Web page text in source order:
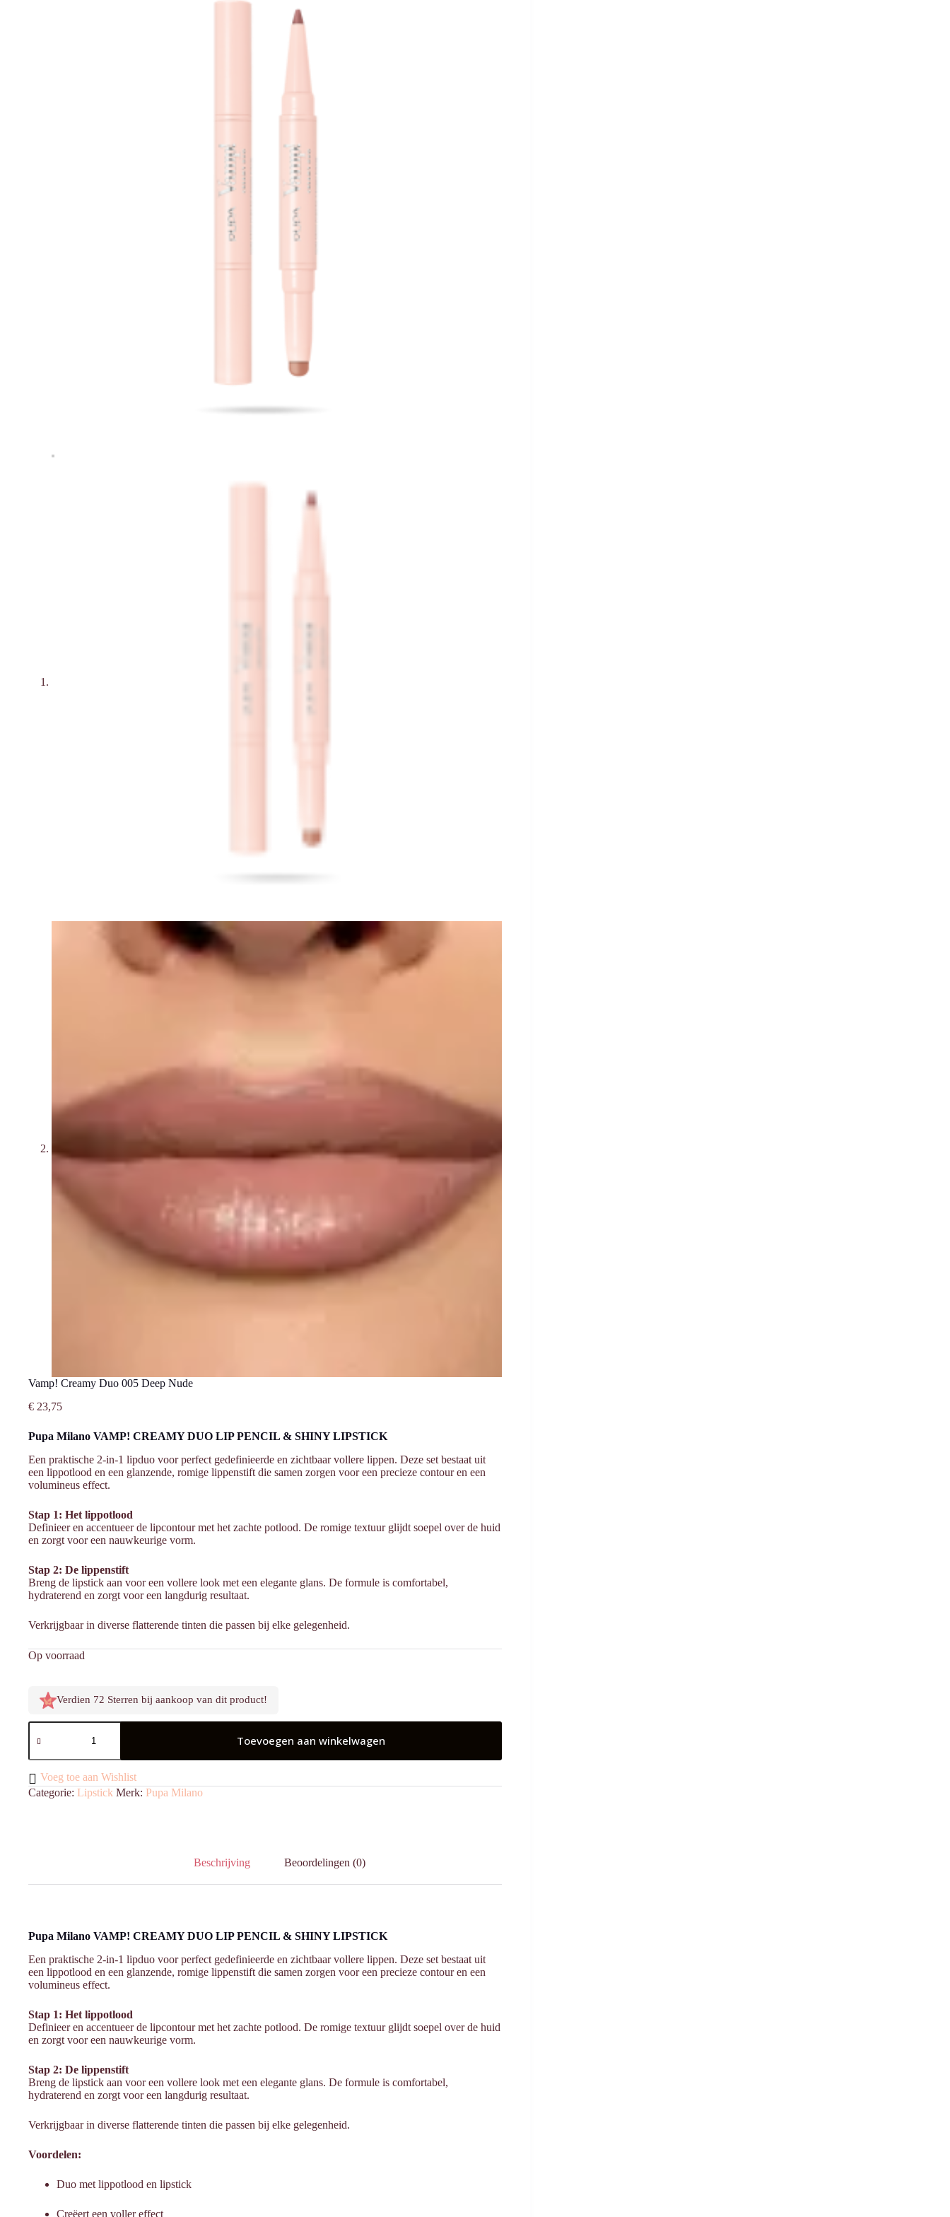
Vamp! Creamy Duo 005 Deep Nude
€ 23,75
Pupa Milano VAMP! CREAMY DUO LIP PENCIL & SHINY LIPSTICK
Een praktische 2-in-1 lipduo voor perfect gedefinieerde en zichtbaar vollere lippen. Deze set bestaat uit
een lippotlood en een glanzende, romige lippenstift die samen zorgen voor een precieze contour en een
volumineus effect.
Stap 1: Het lippotlood
Definieer en accentueer de lipcontour met het zachte potlood. De romige textuur glijdt soepel over de huid
en zorgt voor een nauwkeurige vorm.
Stap 2: De lippenstift
Breng de lipstick aan voor een vollere look met een elegante glans. De formule is comfortabel,
hydraterend en zorgt voor een langdurig resultaat.
Verkrijgbaar in diverse flatterende tinten die passen bij elke gelegenheid.
Op voorraad
Verdien 72 Sterren bij aankoop van dit product!
Vamp!
Creamy
005
Deep
Nude
aantal
Toevoegen aan winkelwagen
Voeg toe aan Wishlist
Categorie: Lipstick Merk: Pupa Milano
Beschrijving Beoordelingen (0)
Pupa Milano VAMP! CREAMY DUO LIP PENCIL & SHINY LIPSTICK
Een praktische 2-in-1 lipduo voor perfect gedefinieerde en zichtbaar vollere lippen. Deze set bestaat uit
een lippotlood en een glanzende, romige lippenstift die samen zorgen voor een precieze contour en een
volumineus effect.
Stap 1: Het lippotlood
Definieer en accentueer de lipcontour met het zachte potlood. De romige textuur glijdt soepel over de huid
en zorgt voor een nauwkeurige vorm.
Stap 2: De lippenstift
Breng de lipstick aan voor een vollere look met een elegante glans. De formule is comfortabel,
hydraterend en zorgt voor een langdurig resultaat.
Verkrijgbaar in diverse flatterende tinten die passen bij elke gelegenheid.
Voordelen:
Duo met lippotlood en lipstick
Creëert een voller effect